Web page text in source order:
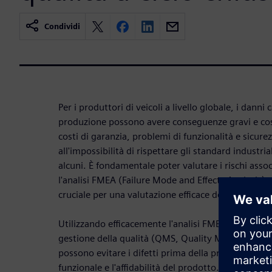
Condividi
Per i produttori di veicoli a livello globale, i danni
produzione possono avere conseguenze gravi e
costi di garanzia, problemi di funzionalità e
all'impossibilità di rispettare gli standard
alcuni. È fondamentale poter valutare i rischi
l'analisi FMEA (Failure Mode and Effects
cruciale per una valutazione efficace del rischio.
Utilizzando efficacemente l'analisi FMEA
gestione della qualità (QMS, Quality
possono evitare i difetti prima della produzione,
funzionale e l'affidabilità del prodotto.